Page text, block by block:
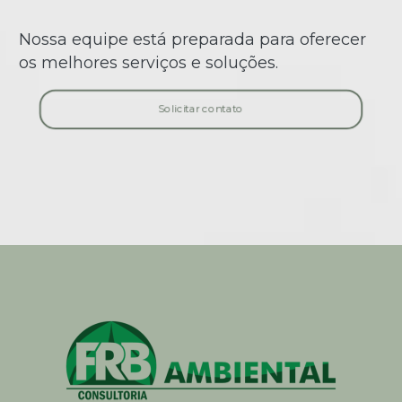
O Futuro Sustentável na Medicina e Advocacia
SANÇÕES ADMINISTRATIVAS AMBIENTAIS
REQUISITOS LEGAIS AMBIENTAIS – CUMPRA-SE
Responsabilidade Civil Ambiental: Guia Completo
Transição Energética e Projetos Sustentáveis
Impacto Social e Valor Sustentável
Due Diligence Ambiental
Nossa equipe está preparada para oferecer
os melhores serviços e soluções.
Solicitar contato